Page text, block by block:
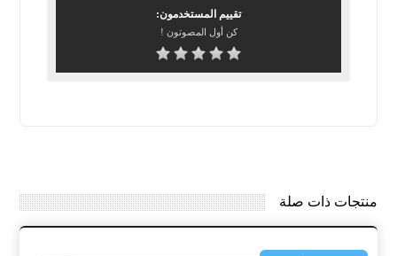
تقييم المستخدمون:
كن أول المصوتون !
منتجات ذات صلة